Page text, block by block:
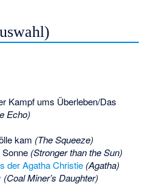
Kampf ums Überleben/Das
Echo)
kam (The Squeeze)
(Stronger than the Sun)
der Agatha Christie (Agatha)
(Coal Miner’s Daughter)